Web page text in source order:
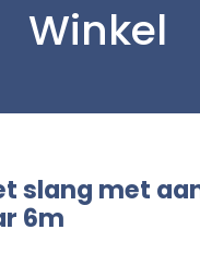
Winkel
slang met
6m